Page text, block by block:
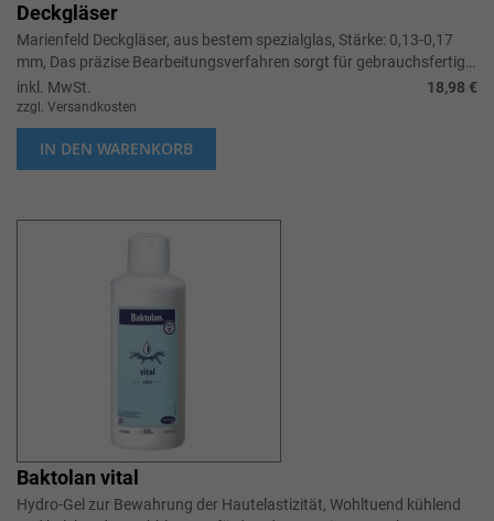
Deckgläser
Marienfeld Deckgläser, aus bestem spezialglas, Stärke: 0,13-0,17
mm, Das präzise Bearbeitungsverfahren sorgt für gebrauchsfertige
Deckgläser mit guter Kantenqualität.
inkl. MwSt. 18,98 €
zzgl. Versandkosten
IN DEN WARENKORB
Baktolan vital
Hydro-Gel zur Bewahrung der Hautelastizität, Wohltuend kühlend